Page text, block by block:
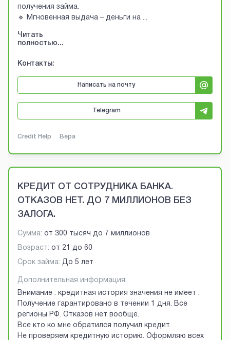
получения займа.
🔹 Мгновенная выдача – деньги на ...
Читать
полностью...
Контакты:
Написать на почту
Telegram
Credit Help Вера
КРЕДИТ ОТ СОТРУДНИКА БАНКА.
ОТКАЗОВ НЕТ. ДО 7 МИЛЛИОНОВ БЕЗ
ЗАЛОГА.
Сумма: от 300 тысяч до 7 миллионов
Возраст: от 21 до 60
Срок займа: До 5 лет
Дополнительная информация:
Внимание : кредитная история значения не имеет .
Получение гарантировано в течении 1 дня. Все
регионы РФ. Отказов нет вообще.
Все кто ко мне обратился получил кредит.
Не проверяем кредитную историю. Оформляю всех